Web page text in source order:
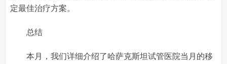
定最佳治疗方案。
总结
本月，我们详细介绍了哈萨克斯坦试管医院当月的移